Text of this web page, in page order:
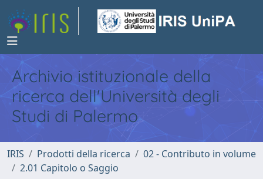
Archivio istituzionale della
ricerca dell'Università degli
Studi di Palermo
IRIS Prodotti della ricerca
02 - Contributo in volume
2.01 Capitolo o Saggio